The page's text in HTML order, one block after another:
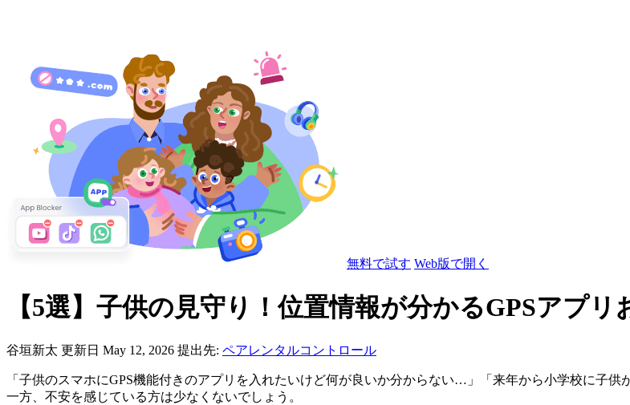
無料で試す Web版で開く
【5選】子供の見守り！位置情報が分かるGPSアプリ
谷垣新太 更新日 May 12, 2026 提出先: ペアレンタルコントロール
「子供のスマホにGPS機能付きのアプリを入れたいけど何が良いか分からない…」「来年から小学校に子
一方、不安を感じている方は少なくないでしょう。